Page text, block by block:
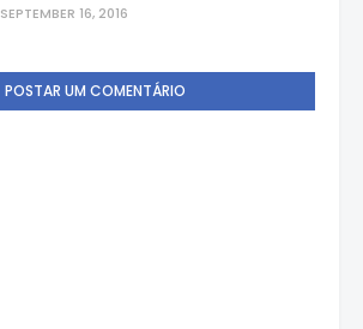
SEPTEMBER 16, 2016
POSTAR UM COMENTÁRIO